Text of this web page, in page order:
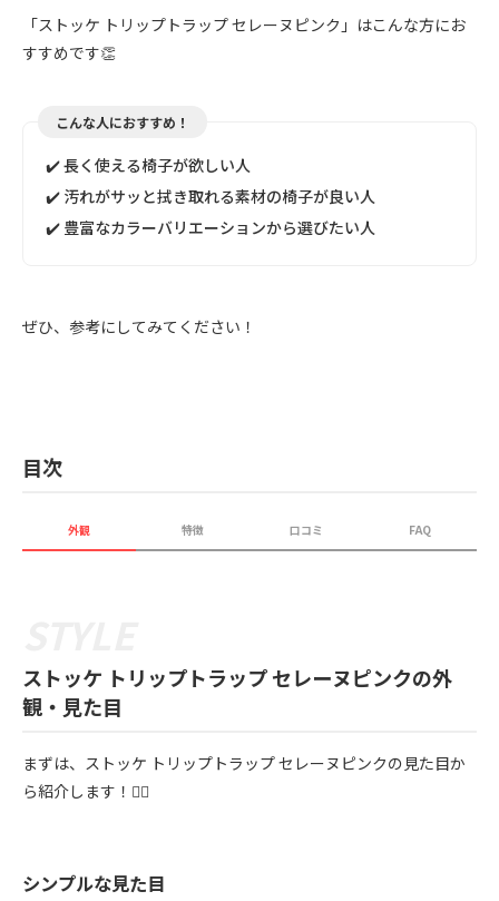
「ストッケ トリップトラップ セレーヌピンク」はこんな方にお
すすめです👏
こんな人におすすめ！
✔️ 長く使える椅子が欲しい人
✔️ 汚れがサッと拭き取れる素材の椅子が良い人
✔️ 豊富なカラーバリエーションから選びたい人
ぜひ、参考にしてみてください！
目次
外観 特徴 口コミ FAQ
ストッケ トリップトラップ セレーヌピンクの外
観・見た目
まずは、ストッケ トリップトラップ セレーヌピンクの見た目か
ら紹介します！💁‍♀️
シンプルな見た目